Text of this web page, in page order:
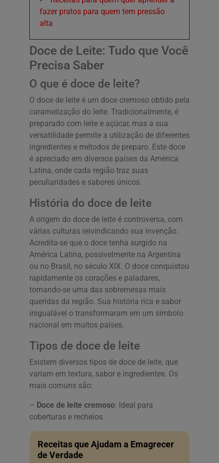
fazer pratos para quem tem pressão
alta
Doce de Leite: Tudo que Você
Precisa Saber
O que é doce de leite?
O doce de leite é um doce cremoso obtido pela
caramelização do leite. Tradicionalmente, é
preparado com leite e açúcar, mas a sua
versatilidade permite a utilização de diferentes
ingredientes e métodos de preparo. Este doce
é apreciado em diversos países da América
Latina, onde cada região traz suas
peculiaridades e sabores únicos.
História do doce de leite
A origem do doce de leite é controversa, com
várias culturas reivindicando sua invenção.
Acredita-se que o doce tenha surgido na
América Latina, possivelmente na Argentina
ou no Brasil, no século XIX. O doce conquistou
rapidamente os corações e paladares,
tornando-se uma das sobremesas mais
queridas da região. Sua história rica e sabor
inigualável o transformaram em um símbolo
nacional em muitos países.
Tipos de doce de leite
Existem diversos tipos de doce de leite, que
variam em textura, sabor e ingredientes. Os
mais comuns são:
– Doce de leite cremoso: Ideal para
coberturas e recheios.
Receitas que Ajudam a Emagrecer
de Verdade